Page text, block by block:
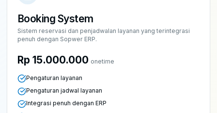
Booking System
Sistem reservasi dan penjadwalan layanan yang terintegrasi
penuh dengan Sopwer ERP.
Rp 15.000.000 onetime
Pengaturan layanan
Pengaturan jadwal layanan
Integrasi penuh dengan ERP